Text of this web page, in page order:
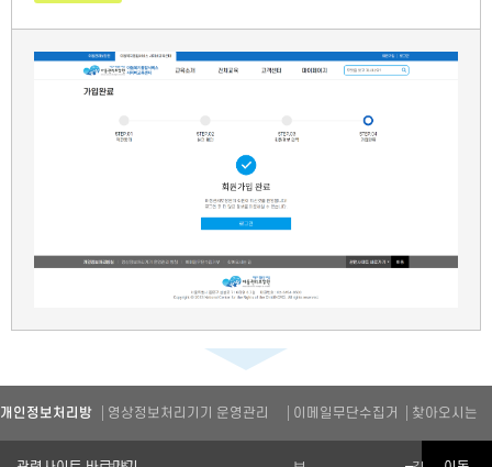
개인정보처리방 영상정보처리기기 운영관리 이메일무단수집거 찾아오시는